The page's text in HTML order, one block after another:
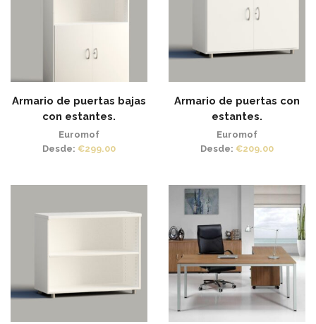
Armario de puertas bajas
con estantes.
Euromof
Desde: €299.00
Armario de puertas con
estantes.
Euromof
Desde: €209.00